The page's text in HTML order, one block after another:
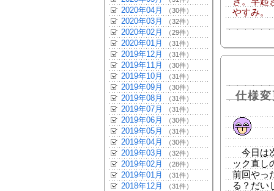
2020年04月 （30件）
2020年03月 （32件）
2020年02月 （29件）
2020年01月 （31件）
2019年12月 （31件）
2019年11月 （30件）
2019年10月 （31件）
2019年09月 （30件）
2019年08月 （31件）
2019年07月 （31件）
2019年06月 （30件）
2019年05月 （31件）
2019年04月 （30件）
2019年03月 （32件）
2019年02月 （28件）
2019年01月 （31件）
2018年12月 （31件）
やすみ。
仕様
今日は
ック直し
前回やっ
る？だい